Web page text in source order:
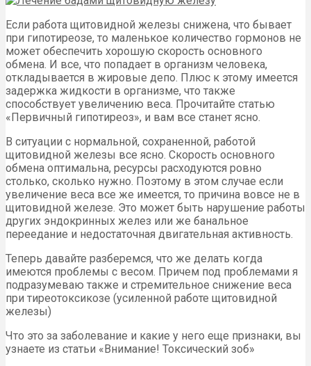
Если работа щитовидной железы снижена, что бывает
при гипотиреозе, то маленькое количество гормонов не
может обеспечить хорошую скорость основного
обмена. И все, что попадает в организм человека,
откладывается в жировые депо. Плюс к этому имеется
задержка жидкости в организме, что также
способствует увеличению веса. Прочитайте статью
«Первичный гипотиреоз», и вам все станет ясно.
В ситуации с нормальной, сохраненной, работой
щитовидной железы все ясно. Скорость основного
обмена оптимальна, ресурсы расходуются ровно
столько, сколько нужно. Поэтому в этом случае если
увеличение веса все же имеется, то причина вовсе не в
щитовидной железе. Это может быть нарушение работы
других эндокринных желез или же банальное
переедание и недостаточная двигательная активность.
Теперь давайте разберемся, что же делать когда
имеются проблемы с весом. Причем под проблемами я
подразумеваю также и стремительное снижение веса
при тиреотоксикозе (усиленной работе щитовидной
железы)
Что это за заболевание и какие у него еще признаки, вы
узнаете из статьи «Внимание! Токсический зоб»